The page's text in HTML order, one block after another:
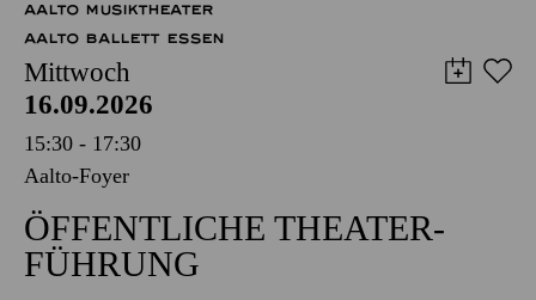
AALTO MUSIKTHEATER
AALTO BALLETT ESSEN
Mittwoch
16.09.2026
15:30 - 17:30
Aalto-Foyer
ÖFFENTLICHE THEATER­
FÜHRUNG